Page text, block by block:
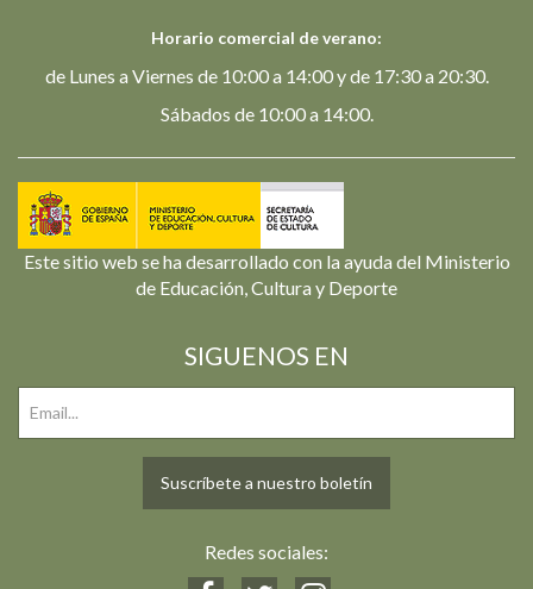
Horario comercial de verano:
de Lunes a Viernes de 10:00 a 14:00 y de 17:30 a 20:30.
Sábados de 10:00 a 14:00.
Este sitio web se ha desarrollado con la ayuda del Ministerio
de Educación, Cultura y Deporte
SIGUENOS EN
Suscríbete a nuestro boletín
Redes sociales: